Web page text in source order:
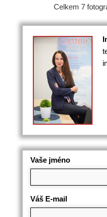
Celkem 7
Vaše jméno
Váš E-mail